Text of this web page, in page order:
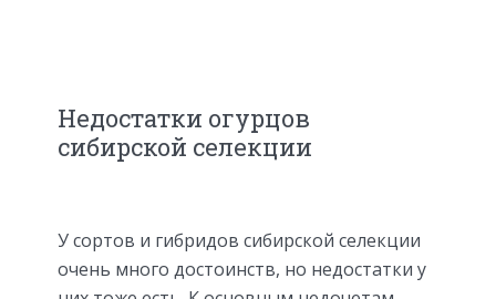
Недостатки огурцов
сибирской селекции
У сортов и гибридов сибирской селекции
очень много достоинств, но недостатки у